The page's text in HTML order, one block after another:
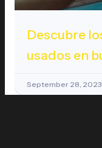
Descubre
usados en
September 28, 2023